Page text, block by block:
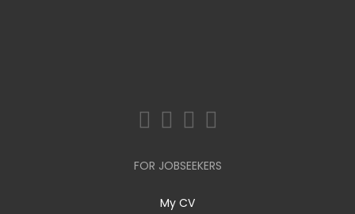
FOR JOBSEEKERS
My CV